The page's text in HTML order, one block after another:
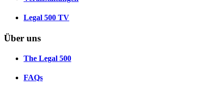
Legal 500 TV
Über uns
The Legal 500
FAQs